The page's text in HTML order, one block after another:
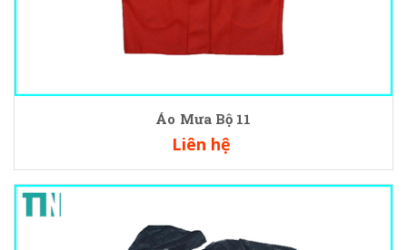
Áo Mưa Bộ 11
Liên hệ